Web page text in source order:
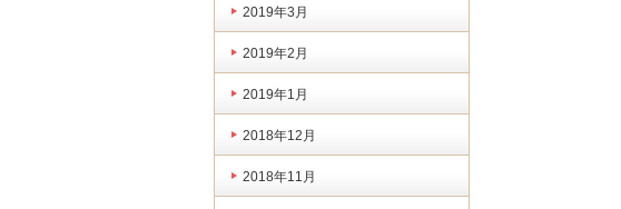
2019年3月
2019年2月
2019年1月
2018年12月
2018年11月